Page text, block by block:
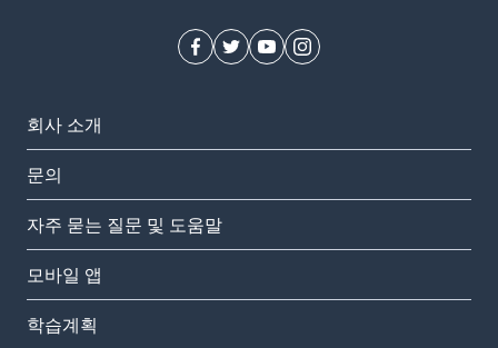
회사 소개
문의
자주 묻는 질문 및 도움말
모바일 앱
학습계획